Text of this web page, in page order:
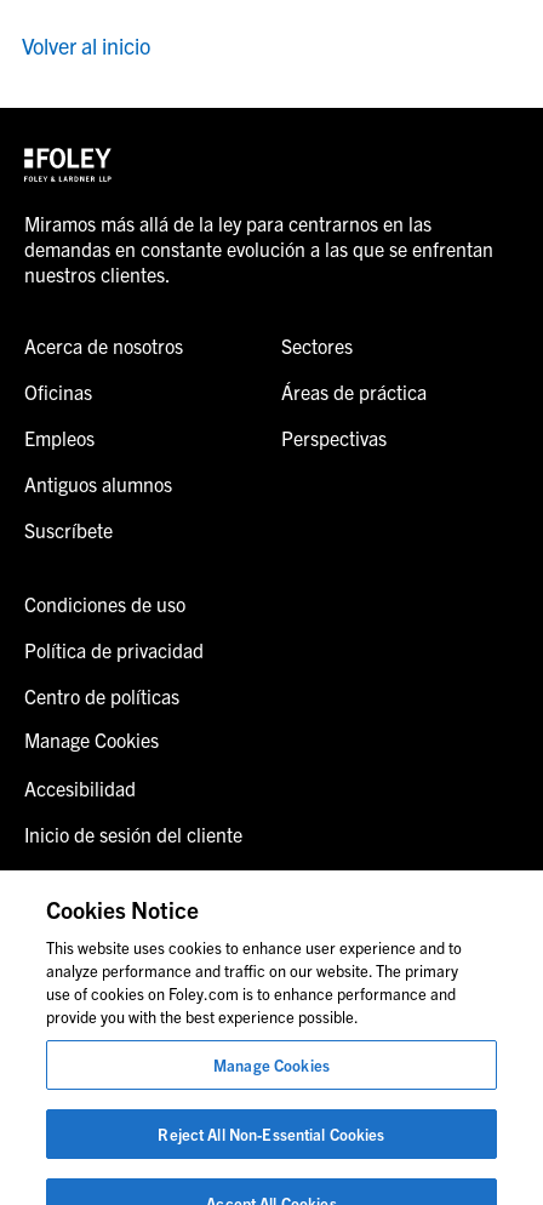
Volver al inicio
Miramos más allá de la ley para centrarnos en las
demandas en constante evolución a las que se enfrentan
nuestros clientes.
Acerca de nosotros
Oficinas
Empleos
Antiguos alumnos
Suscríbete
Sectores
Áreas de práctica
Perspectivas
Condiciones de uso
Política de privacidad
Centro de políticas
Manage Cookies
Accesibilidad
Inicio de sesión del cliente
Contáctenos
© 2026 Foley & Lardner LLP
personal de Foley.
Cookies Notice
This website uses cookies to enhance user experience and to
analyze performance and traffic on our website. The primary
use of cookies on Foley.com is to enhance performance and
provide you with the best experience possible.
Manage Cookies
Reject All Non-Essential Cookies